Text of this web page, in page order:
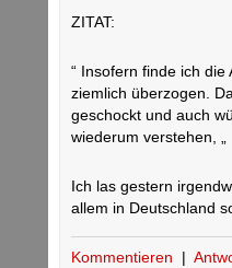
ZITAT:
“ Insofern finde ich
ziemlich überzogen.
geschockt und auch
wiederum verstehen, „
Ich las gestern
allem in Deutschland
Kommentieren |